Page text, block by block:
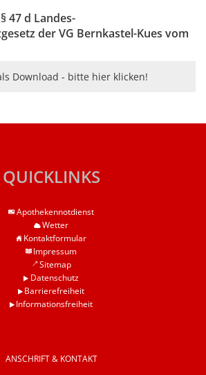
Mitfahrerbank
Mosel-Musikfestival
Redaktion Mitteilungblatt
Karten und Pläne
Parteiinfos
Wahlen
Informationsfreiheit
47 d Landes-
der VG Bernkastel-Kues vom
Download - bitte hier klicken!
QUICKLINKS
Apothekennotdienst
Wetter
Kontaktformular
Impressum
Sitemap
Datenschutz
Barrierefreiheit
Informationsfreiheit
ANSCHRIFT & KONTAKT